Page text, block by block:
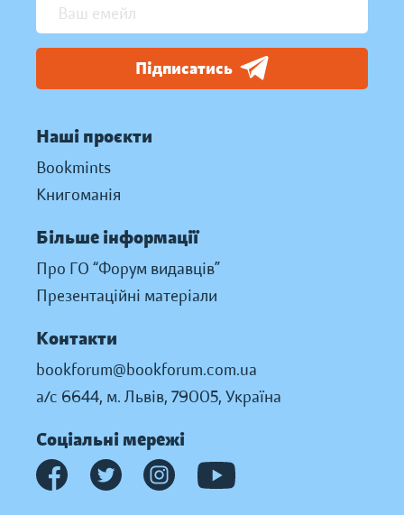
Підписатись
Наші проєкти
Bookmints
Книгоманія
Більше інформації
Про ГО “Форум видавців”
Презентаційні матеріали
Контакти
bookforum@bookforum.com.ua
а/с 6644, м. Львів, 79005, Україна
Соціальні мережі